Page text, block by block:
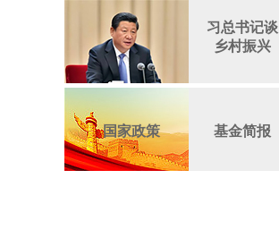
习总书记谈
乡村振兴
国家政策 基金简报